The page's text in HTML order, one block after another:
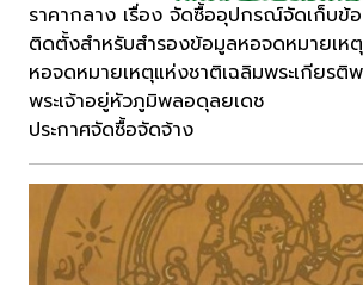
ราคากลาง เรื่อง จัดซื้ออุปกรณ์จัดเก็บข้
ติดตั้งสำหรับสำรองข้อมูลหอจดหมายเห
หอจดหมายเหตุแห่งชาติเฉลิมพระเกียรติ
พระเจ้าอยู่หัวภูมิพลอดุลยเดช
ประกาศจัดซื้อจัดจ้าง